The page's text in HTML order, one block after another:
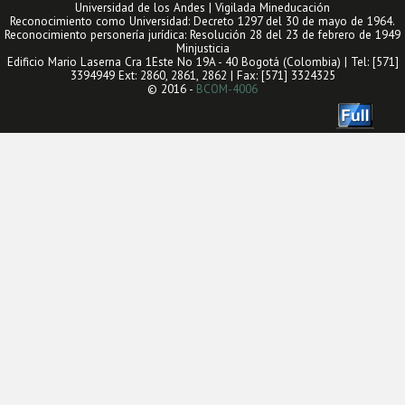
Universidad de los Andes | Vigilada Mineducación
Reconocimiento como Universidad: Decreto 1297 del 30 de mayo de 1964.
Reconocimiento personería jurídica: Resolución 28 del 23 de febrero de 1949
Minjusticia
Edificio Mario Laserna Cra 1Este No 19A - 40 Bogotá (Colombia) | Tel: [571]
3394949 Ext: 2860, 2861, 2862 | Fax: [571] 3324325
© 2016 - BCOM-4006